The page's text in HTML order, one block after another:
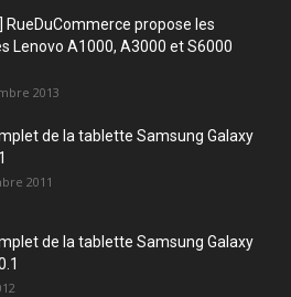
RueDuCommerce propose les
Lenovo A1000, A3000 et S6000
2013
de la tablette Samsung Galaxy
2011
de la tablette Samsung Galaxy